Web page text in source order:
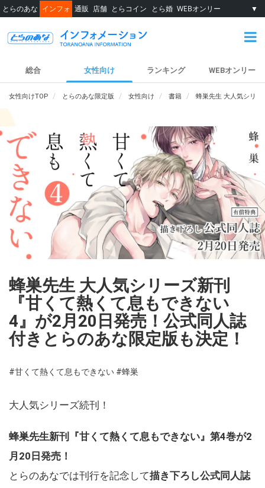
とらのあな インフォ 通販 店舗 とらコイン とら婚 WEBオンリー ▼
総合 女性向け ランキング WEBオンリー
女性向けTOP とらのあな限定版 女性向け 書籍 蜂巣先生 大人気シリ
蜂巣先生 大人気シリーズ新刊
『甘くて熱くて息もできない
4』が2月20日発売！公式同人誌
付きとらのあな限定版も決定！
#甘くて熱くて息もできない #蜂巣
大人気シリーズ続刊！
蜂巣先生新刊『甘くて熱くて息もできない』第4巻が2
月20日発売！
とらのあなでは刊行を記念して描き下ろし公式同人誌